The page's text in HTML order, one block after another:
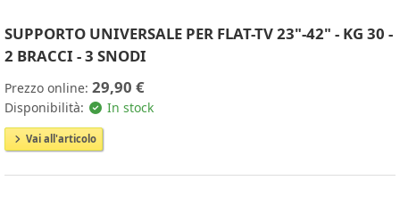
SUPPORTO UNIVERSALE PER FLAT-TV 23"-42" - KG 30 -
2 BRACCI - 3 SNODI
Prezzo online: 29,90 €
Disponibilità: In stock
Vai all'articolo